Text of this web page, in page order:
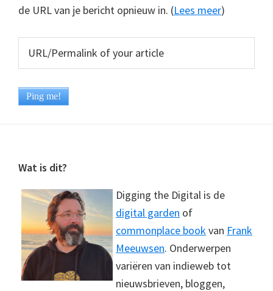
de URL van je bericht opnieuw in. (Lees meer)
Footer
Wat is dit?
Digging the Digital is de
digital garden of
commonplace bookvan Frank
Meeuwsen. Onderwerpen
variëren van indieweb tot
nieuwsbrieven, bloggen,